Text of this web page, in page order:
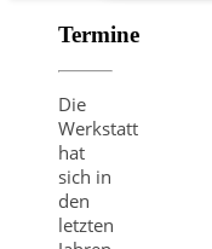
Termine
Die
Werkstatt
hat
sich in
den
letzten